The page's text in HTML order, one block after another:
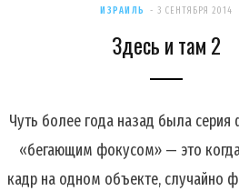
ИЗРАИЛЬ 3 СЕНТЯБРЯ 2014
Здесь и там 2
Чуть более года назад была серия
«бегающим фокусом» — это
кадр на одном объекте, случайно